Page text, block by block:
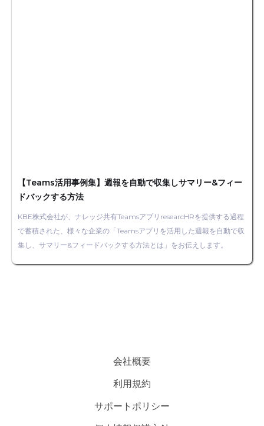
【Teams活用事例集】週報を自動で収集しサマリー&フィー
ドバックする方法
KBE株式会社が、ナレッジ共有TeamsアプリresearcHRを提供する過程
で蓄積された、様々な企業の「Teamsアプリを活用した週報を自動で収
集し、サマリー&フィードバックする方法とは」をお伝えします。
会社概要
利用規約
サポートポリシー